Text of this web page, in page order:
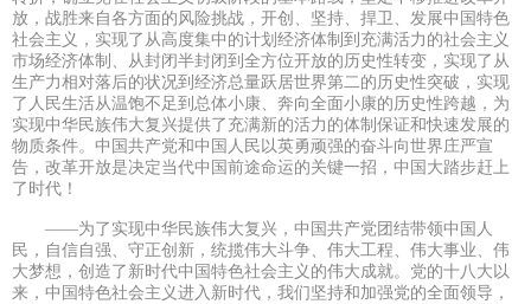
放，战胜来自各方面的风险挑战，开创、坚持、捍卫、发展中国特色
社会主义，实现了从高度集中的计划经济体制到充满活力的社会主义
市场经济体制、从封闭半封闭到全方位开放的历史性转变，实现了从
生产力相对落后的状况到经济总量跃居世界第二的历史性突破，实现
了人民生活从温饱不足到总体小康、奔向全面小康的历史性跨越，为
实现中华民族伟大复兴提供了充满新的活力的体制保证和快速发展的
物质条件。中国共产党和中国人民以英勇顽强的奋斗向世界庄严宣
告，改革开放是决定当代中国前途命运的关键一招，中国大踏步赶上
了时代！
——为了实现中华民族伟大复兴，中国共产党团结带领中国人
民，自信自强、守正创新，统揽伟大斗争、伟大工程、伟大事业、伟
大梦想，创造了新时代中国特色社会主义的伟大成就。党的十八大以
来，中国特色社会主义进入新时代，我们坚持和加强党的全面领导，